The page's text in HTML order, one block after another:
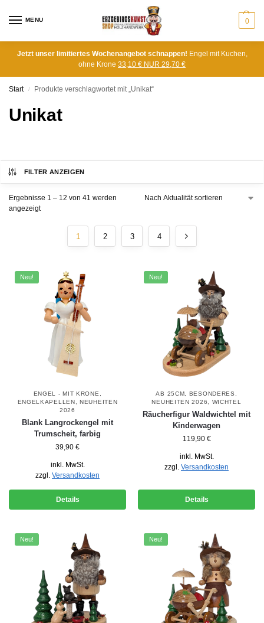
MENU 0
Jetzt unser limitiertes Wochenangebot schnappen! Engel mit Kuchen,
ohne Krone 33,10 € NUR 29,70 €
Start / Produkte verschlagwortet mit „Unikat“
Unikat
FILTER ANZEIGEN
Ergebnisse 1 – 12 von 41 werden
angezeigt
1 2 3 4
Neu!
ENGEL - MIT KRONE
ENGELKAPELLEN ,NEUHEITEN
2026
Blank Langrockengel mit
Trumscheit, farbig
39,90 €
inkl. MwSt.
zzgl. Versandkosten
Details
Neu!
AB 25CM BESONDERES
NEUHEITEN 2026
WICHTEL
Räucherfigur Waldwichtel mit
Kinderwagen
119,90 €
inkl. MwSt.
zzgl. Versandkosten
Details
Neu! Neu!